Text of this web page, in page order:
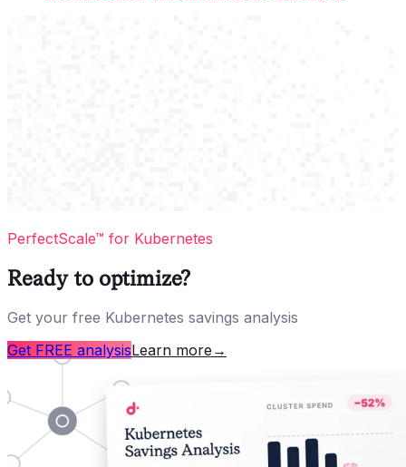
PerfectScale™ for Kubernetes
Ready to optimize?
Get your free Kubernetes savings analysis
Get FREE analysisLearn more →